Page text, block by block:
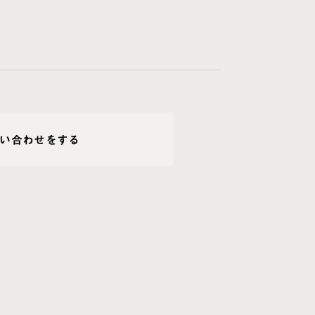
合わせをする